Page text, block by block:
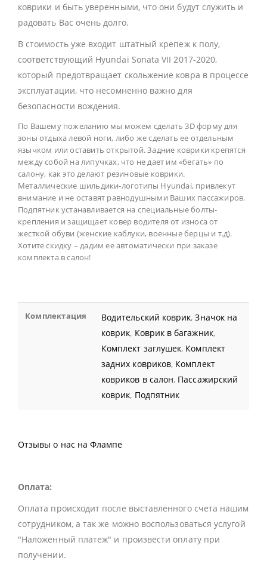
коврики и быть уверенными, что они будут служить и
радовать Вас очень долго.
В стоимость уже входит штатный крепеж к полу,
соответствующий Hyundai Sonata VII 2017-2020,
который предотвращает скольжение ковра в процессе
эксплуатации, что несомненно важно для
безопасности вождения.
По Вашему пожеланию мы можем сделать 3D форму для
зоны отдыха левой ноги, либо же сделать ее отдельным
язычком или оставить открытой. Задние коврики крепятся
между собой на липучках, что не дает им «бегать» по
салону, как это делают резиновые коврики.
Металлические шильдики-логотипы Hyundai, привлекут
внимание и не оставят равнодушными Ваших пассажиров.
Подпятник устанавливается на специальные болты-
крепления и защищает ковер водителя от износа от
жесткой обуви (женские каблуки, военные берцы и т.д).
Хотите скидку – дадим ее автоматически при заказе
комплекта в салон!
Комплектация Водительский коврик,Значок на
коврик, Коврик в багажник,
Комплект заглушек, Комплект
задних ковриков, Комплект
ковриков в салон, Пассажирский
коврик, Подпятник
Отзывы о нас на Флампе
Оплата:
Оплата происходит после выставленного счета нашим
сотрудником, а так же можно воспользоваться услугой
"Наложенный платеж" и произвести оплату при
получении.